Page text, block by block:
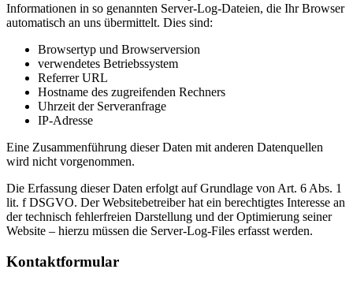
Informationen in so genannten Server-Log-Dateien, die Ihr Browser
automatisch an uns übermittelt. Dies sind:
Browsertyp und Browserversion
verwendetes Betriebssystem
Referrer URL
Hostname des zugreifenden Rechners
Uhrzeit der Serveranfrage
IP-Adresse
Eine Zusammenführung dieser Daten mit anderen Datenquellen
wird nicht vorgenommen.
Die Erfassung dieser Daten erfolgt auf Grundlage von Art. 6 Abs. 1
lit. f DSGVO. Der Websitebetreiber hat ein berechtigtes Interesse an
der technisch fehlerfreien Darstellung und der Optimierung seiner
Website – hierzu müssen die Server-Log-Files erfasst werden.
Kontaktformular